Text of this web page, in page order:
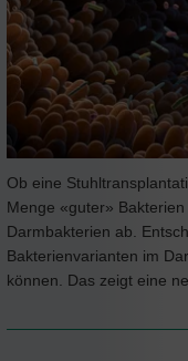
Ob eine
Menge «guter»
Darmbakterien ab.
Bakterienvarianten im
können. Das zeigt eine